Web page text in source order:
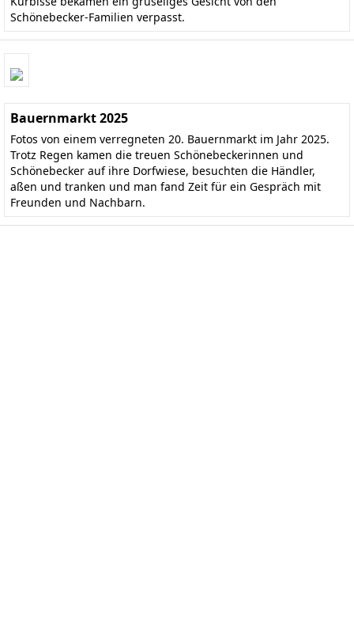
Schönebecker-Familien verpasst.
Bauernmarkt 2025
Fotos von einem verregneten 20. Bauernmarkt im Jahr 2025.
Trotz Regen kamen die treuen Schönebeckerinnen und
Schönebecker auf ihre Dorfwiese, besuchten die Händler,
aßen und tranken und man fand Zeit für ein Gespräch mit
Freunden und Nachbarn.